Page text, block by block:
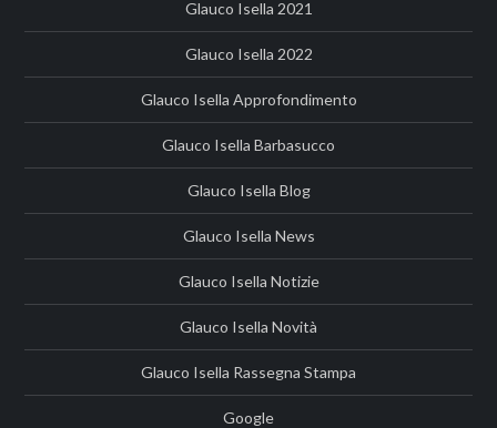
Glauco Isella 2021
Glauco Isella 2022
Glauco Isella Approfondimento
Glauco Isella Barbasucco
Glauco Isella Blog
Glauco Isella News
Glauco Isella Notizie
Glauco Isella Novità
Glauco Isella Rassegna Stampa
Google